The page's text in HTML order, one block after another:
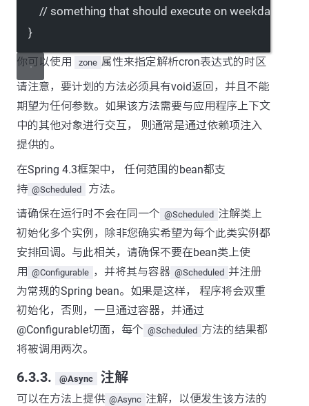
// something that should execute on weekdays only
}
你可以使用 zone 属性来指定解析cron表达式的时区
请注意，要计划的方法必须具有void返回，并且不能
期望为任何参数。如果该方法需要与应用程序上下文
中的其他对象进行交互， 则通常是通过依赖项注入
提供的。
在Spring 4.3框架中， 任何范围的bean都支
持 @Scheduled
方法。
请确保在运行时不会在同一个 @Scheduled 注解类上
初始化多个实例，除非您确实希望为每个此类实例都
安排回调。与此相关，请确保不要在bean类上使
用 @Configurable ，并将其与容器 @Scheduled 并注册
为常规的Spring bean。如果是这样， 程序将会双重
初始化，否则，一旦通过容器，并通过
@Configurable切面，每个 @Scheduled 方法的结果都
将被调用两次。
6.3.3. @Async 注解
可以在方法上提供 @Async 注解，以便发生该方法的